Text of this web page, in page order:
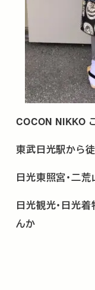
COCON NIKKO
東武日光駅から
日光東照宮･二
日光観光･日光着
んか